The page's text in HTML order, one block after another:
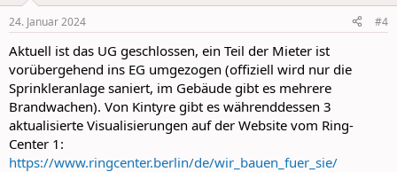
s
24. Januar 2024 #4
Aktuell ist das UG geschlossen, ein Teil der Mieter ist
vorübergehend ins EG umgezogen (offiziell wird nur die
Sprinkleranlage saniert, im Gebäude gibt es mehrere
Brandwachen). Von Kintyre gibt es währenddessen 3
aktualisierte Visualisierungen auf der Website vom Ring-
Center 1:
https://www.ringcenter.berlin/de/wir_bauen_fuer_sie/